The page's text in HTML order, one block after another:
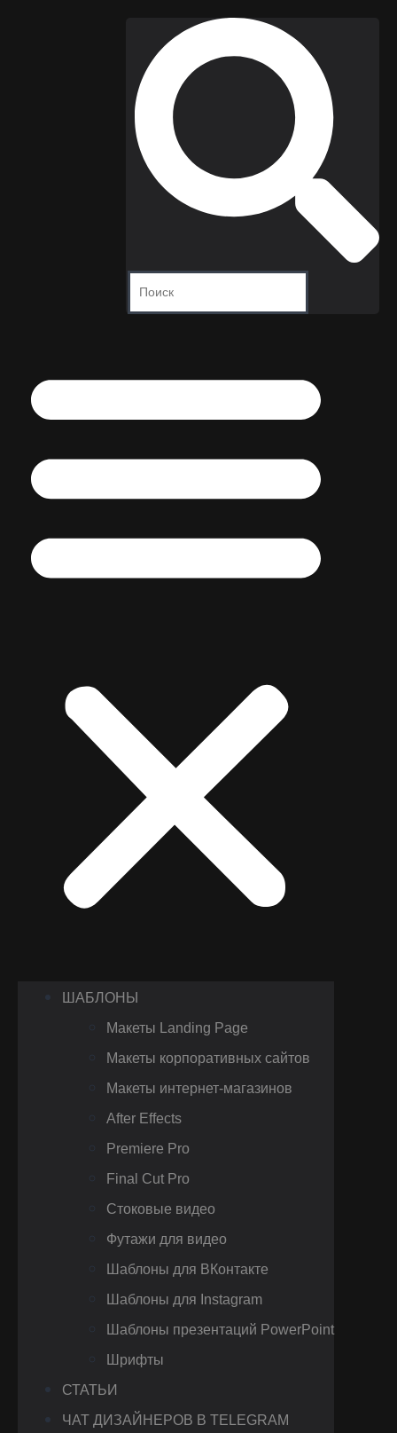
ШАБЛОНЫ
Макеты Landing Page
Макеты корпоративных сайтов
Макеты интернет-магазинов
After Effects
Premiere Pro
Final Cut Pro
Стоковые видео
Футажи для видео
Шаблоны для ВКонтакте
Шаблоны для Instagram
Шаблоны презентаций PowerPoint
Шрифты
СТАТЬИ
ЧАТ ДИЗАЙНЕРОВ В TELEGRAM